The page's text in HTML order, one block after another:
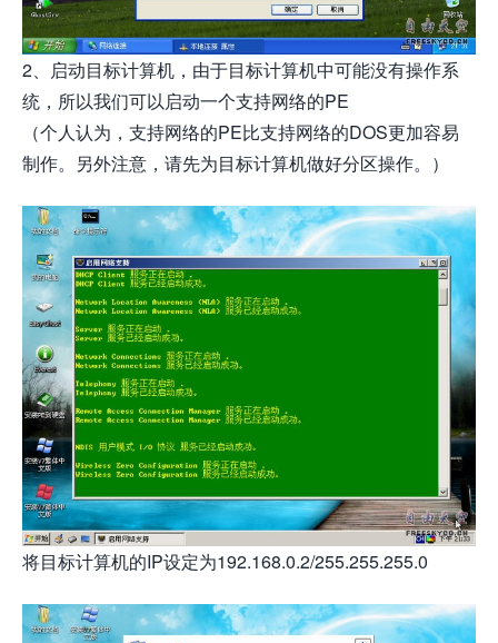
2、启动目标计算机，由于目标计算机中可能没有操作系
统，所以我们可以启动一个支持网络的PE
（个人认为，支持网络的PE比支持网络的DOS更加容易
制作。另外注意，请先为目标计算机做好分区操作。）
将目标计算机的IP设定为192.168.0.2/255.255.255.0